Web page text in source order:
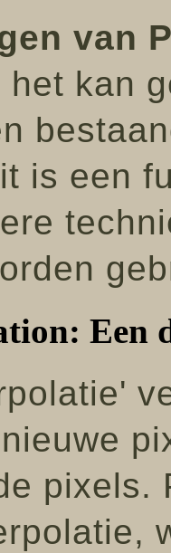
van
kan
is een
Een
pixels.